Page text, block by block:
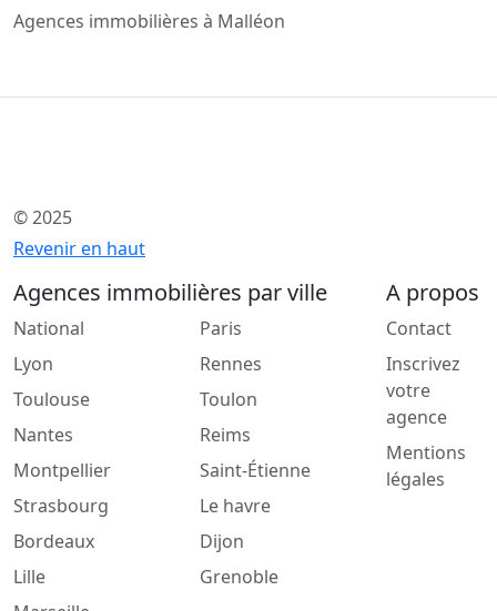
Agences immobilières à Malléon
© 2025
Revenir en haut
Agences immobilières par ville
National
Lyon
Toulouse
Nantes
Montpellier
Strasbourg
Bordeaux
Lille
Paris
Rennes
Toulon
Reims
Saint-Étienne
Le havre
Dijon
Grenoble
A propos
Contact
Inscrivez
votre
agence
Mentions
légales